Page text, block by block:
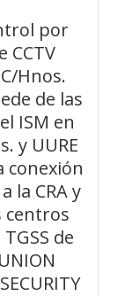
por
CCTV
Hnos.
de las
ISM en
y UURE
conexión
la CRA y
centros
de